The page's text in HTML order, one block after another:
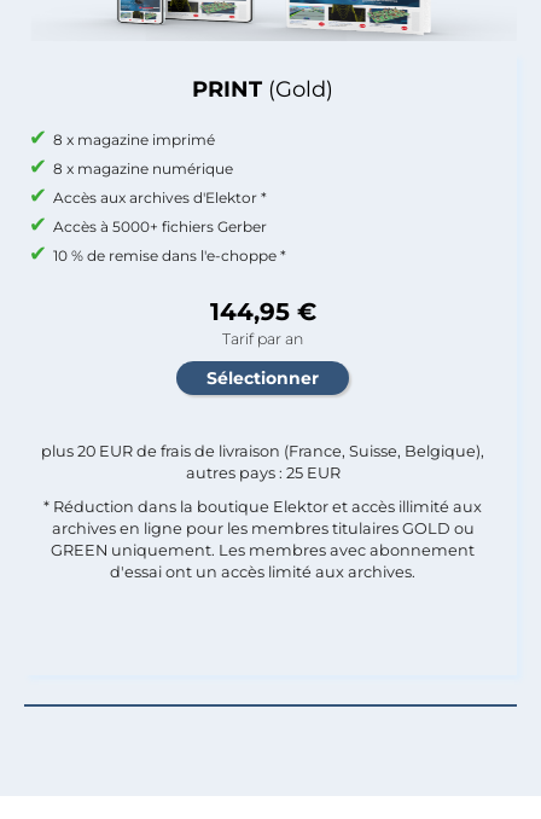
PRINT (Gold)
8 x magazine imprimé
8 x magazine numérique
Accès aux archives d'Elektor *
Accès à 5000+ fichiers Gerber
10 % de remise dans l'e-choppe *
144,95 €
Tarif par an
plus 20 EUR de frais de livraison (France, Suisse, Belgique),
autres pays : 25 EUR
* Réduction dans la boutique Elektor et accès illimité aux
archives en ligne pour les membres titulaires GOLD ou
GREEN uniquement. Les membres avec abonnement
d'essai ont un accès limité aux archives.